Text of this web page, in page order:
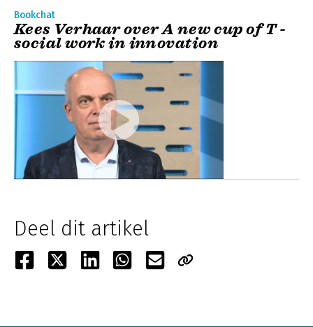
Bookchat
Kees Verhaar over A new cup of T -
social work in innovation
Deel dit artikel